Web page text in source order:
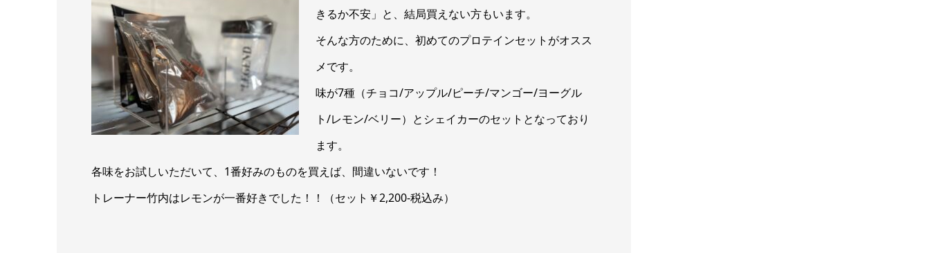
きるか不安」と、結局買えない方もいます。
そんな方のために、初めてのプロテインセットがオスス
メです。
味が7種（チョコ/アップル/ピーチ/マンゴー/ヨーグル
ト/レモン/ベリー）とシェイカーのセットとなっており
ます。
各味をお試しいただいて、1番好みのものを買えば、間違いないです！
トレーナー竹内はレモンが一番好きでした！！（セット￥2,200-税込み）